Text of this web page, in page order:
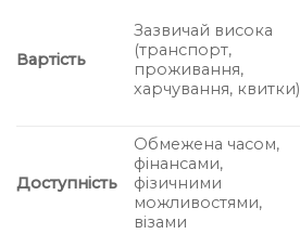
Вартість
Зазвичай висока
(транспорт,
проживання,
харчування, квитки)
Доступність
Обмежена часом,
фінансами,
фізичними
можливостями,
візами